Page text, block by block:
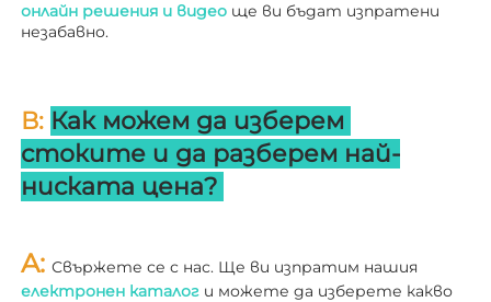
онлайн решения и видео ще ви бъдат изпратени
незабавно.
В: Как можем да изберем
стоките и да разберем най-
ниската цена?
A:
електронен каталог и можете да изберете какво